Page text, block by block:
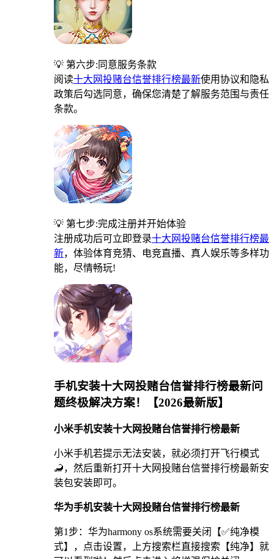
💡 第六步:同意服务条款
阅读十大网投赌台信誉排行榜最新使用协议和隐私
政策后勾选同意，确保您清楚了解服务范围与责任
条款。
💡 第七步:完成注册并开始体验
注册成功后可立即登录十大网投赌台信誉排行榜最
新，体验体育竞猜、电竞直播、真人娱乐等多样功
能，尽情畅玩!
手机安装十大网投赌台信誉排行榜最新问
题终极解决方案！【2026最新版】
小米手机安装十大网投赌台信誉排行榜最新
小米手机若提示无法安装，就必须打开飞行模式
🦂，然后重新打开十大网投赌台信誉排行榜最新安
装包安装即可。
华为手机安装十大网投赌台信誉排行榜最新
第1步：华为harmony os系统需要关闭【✅纯净模
式】，点击设置，上方搜索栏直接搜索【纯净】就